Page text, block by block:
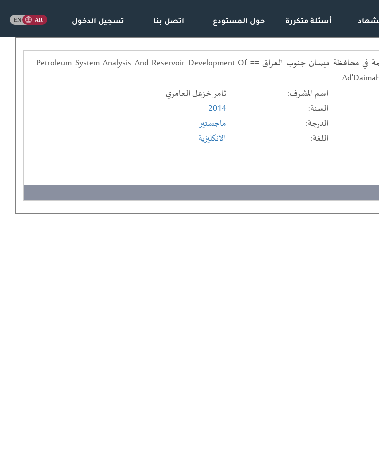
أسئلة متكررة حول المستودع اتصل بنا تسجيل الدخول
تحليل النظام النفط والتطور المكمني لحقل الديمة في محافظة ميسان جنوب العراق == Petroleum System Analysis And Reservoir Development Of
اسم المشرف:
ثامر خزعل العامري
السنة:
2014
الدرجة:
ماجستير
اللغة:
الانكليزية